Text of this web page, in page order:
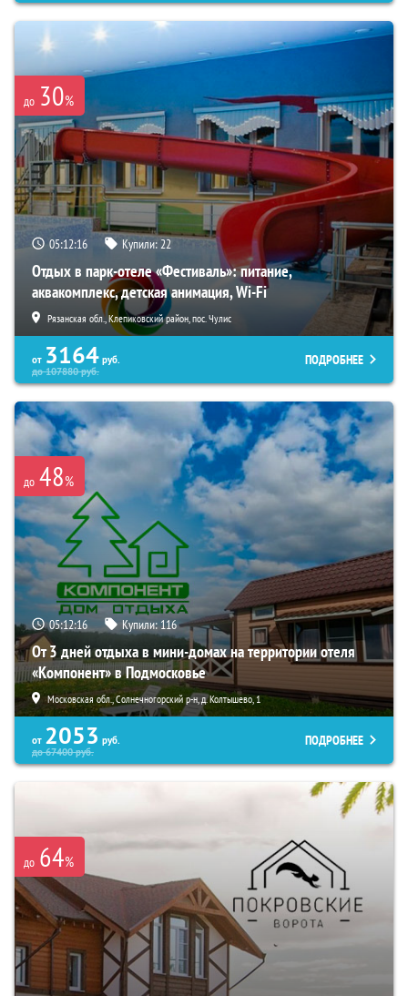
до 30%
05:12:15 Купили:22
Отдых в парк-отеле «Фестиваль»: питание,
аквакомплекс, детская анимация, Wi-Fi
Рязанская обл., Клепиковский район, пос. Чулис
от 3164 руб.
до107880руб.
ПОДРОБНЕЕ
до 48%
05:12:15 Купили: 116
От 3 дней отдыха в мини-домах на территории отеля
«Компонент» в Подмосковье
Московская обл., Солнечногорский р-н, д. Колтышево, 1
от 2053 руб.
до67400руб.
ПОДРОБНЕЕ
до 64%